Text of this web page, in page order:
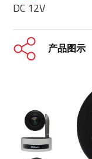
DC 12V
产品图示